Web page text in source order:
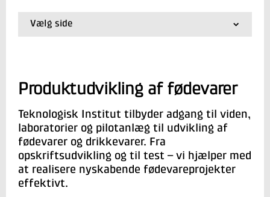
Jeg er din kontaktperson
Line Ahm Mielby
Seniorkonsulent, ph.d.
Fødevareteknologi
Vælg side
01.Produktudvikling af fødevarer
Produktudvikling af fødevarer
Teknologisk Institut tilbyder adgang til viden,
laboratorier og pilotanlæg til udvikling af
fødevarer og drikkevarer. Fra
opskriftsudvikling og til test – vi hjælper med
at realisere nyskabende fødevareprojekter
effektivt.